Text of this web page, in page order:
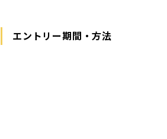
エントリー期間・方法